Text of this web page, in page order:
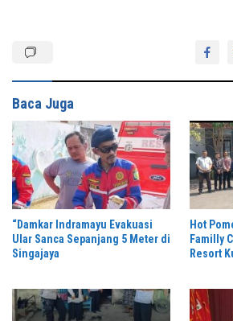
Baca Juga
“Damkar Indramayu Evakuasi
Ular Sanca Sepanjang 5 Meter di
Singajaya
Hot
Familly
Resort